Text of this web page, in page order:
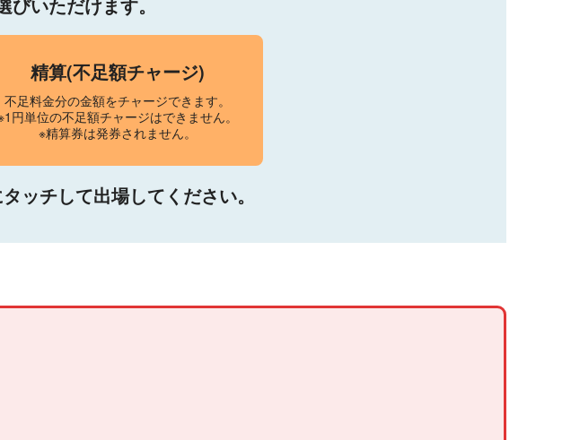
精算(不足額チャージ)
不足料金分の金額をチャージできます。
円単位の不足額チャージはできません。
※精算券は発券されません。
ッチして出場してください。